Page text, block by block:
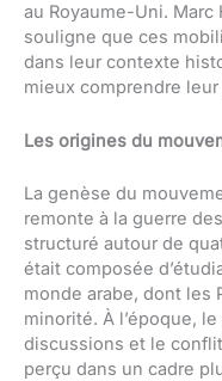
au Royaume-Uni. Marc
souligne que ces
dans leur contexte
mieux comprendre
Les origines du
La genèse du
remonte à la guerre
structuré autour de
était composée
monde arabe, dont les
minorité. À l’époque,
discussions et le
perçu dans un cadre